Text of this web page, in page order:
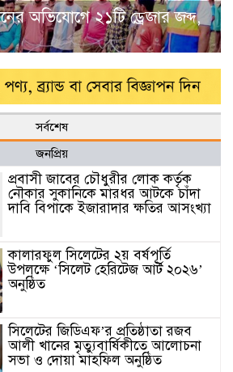
অভিযোগে ২১টি ড্রেজার জব্দ,
সর্বশেষ
জনপ্রিয়
প্রবাসী জাবের চৌধুরীর লোক কর্তৃক
নৌকার সুকানিকে মারধর আটকে চাঁদা
দাবি বিপাকে ইজারাদার ক্ষতির আসংখ্যা
কালারফুল সিলেটের ২য় বর্ষপূর্তি
উপলক্ষে ‘সিলেট হেরিটেজ আর্ট ২০২৬’
অনুষ্ঠিত
সিলেটের জিডিএফ’র প্রতিষ্ঠাতা রজব
আলী খানের মৃত্যুবার্ষিকীতে আলোচনা
সভা ও দোয়া মাহফিল অনুষ্ঠিত